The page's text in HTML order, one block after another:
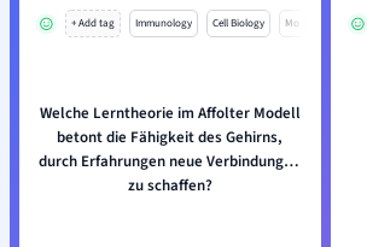
+ Add tag Immunology Cell Biology Mo
Welche Lerntheorie im Affolter Modell
betont die Fähigkeit des Gehirns,
durch Erfahrungen neue Verbindungen
zu schaffen?